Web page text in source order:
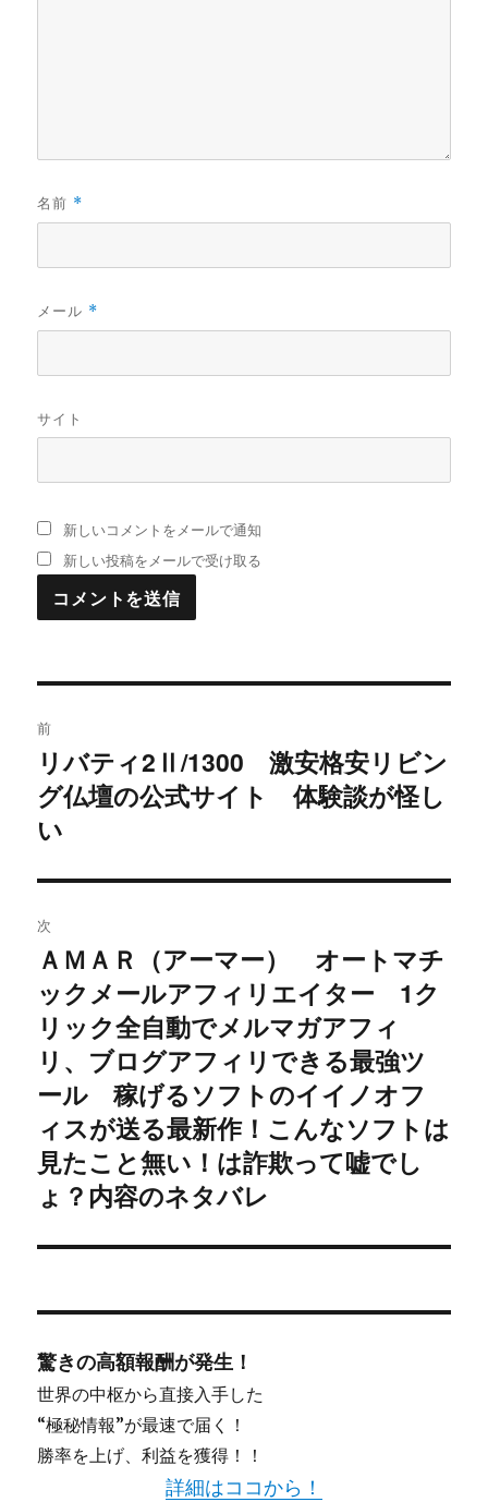
名前 *
メール *
サイト
新しいコメントをメールで通知
新しい投稿をメールで受け取る
稿
ナ
ビ
ゲ
ー
シ
ョ
ン
前
過
去
の
稿:
リバティ2Ⅱ/1300 激安格安リビン
グ仏壇の公式サイト 体験談が怪し
い
次
次
の
投
稿:
ＡＭＡＲ（アーマー） オートマチ
ックメールアフィリエイター 1ク
リック全自動でメルマガアフィ
リ、ブログアフィリできる最強ツ
ール 稼げるソフトのイイノオフ
ィスが送る最新作！こんなソフトは
見たこと無い！は詐欺って嘘でし
ょ？内容のネタバレ
驚きの高額報酬が発生！
世界の中枢から直接入手した
“極秘情報”が最速で届く！
勝率を上げ、利益を獲得！！
詳細はココから！